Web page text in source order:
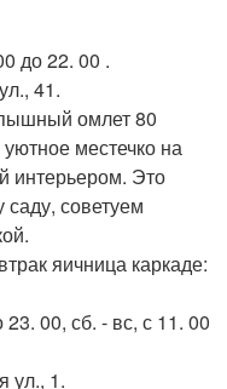
до 22. 00 .
41.
омлет 80
местечко на
интерьером. Это
саду, советуем
яичница каркаде:
00, сб. - вс, с 11. 00
ул., 1.